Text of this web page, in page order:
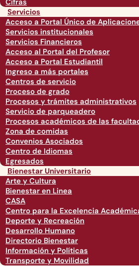
Cifras
Servicios
Acceso a Portal Único de
Servicios institucionales
Servicios Financieros
Acceso al Portal del Profesor
Acceso a Portal Estudiantil
Ingreso a más portales
Centros de servicio
Proceso de grado
Procesos y trámites administrativos
Servicio de parqueadero
Procesos académicos de las
Zona de comidas
Convenios Asociados
Centro de Idiomas
Egresados
Bienestar Universitario
Arte y Cultura
Bienestar en Linea
CASA
Centro para la Excelencia
Deporte y Recreación
Desarrollo Humano
Directorio Bienestar
Información y Políticas
Transporte y Movilidad